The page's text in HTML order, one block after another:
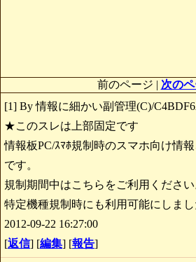
前のページ | 次の
[1] By 情報に細かい副管理(C)/
★このスレは上部固定です
情報板PC/ｽﾏﾎ規制時のスマホ向け情
です。
規制期間中はこちらをご利用ください
特定機種規制時にも利用可能にしまし
2012-09-22 16:27:00
[返信] [編集] [報告]